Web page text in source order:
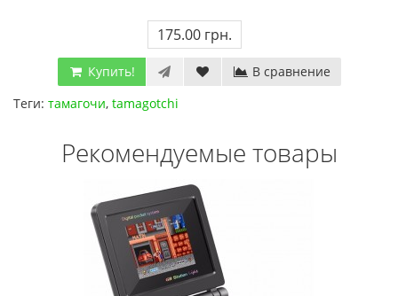
175.00 грн.
Купить!
В сравнение
Теги: тамагочи, tamagotchi
Рекомендуемые товары